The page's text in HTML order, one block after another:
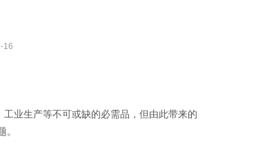
16
业生产等不可或缺的必需品，但由此带来的
。